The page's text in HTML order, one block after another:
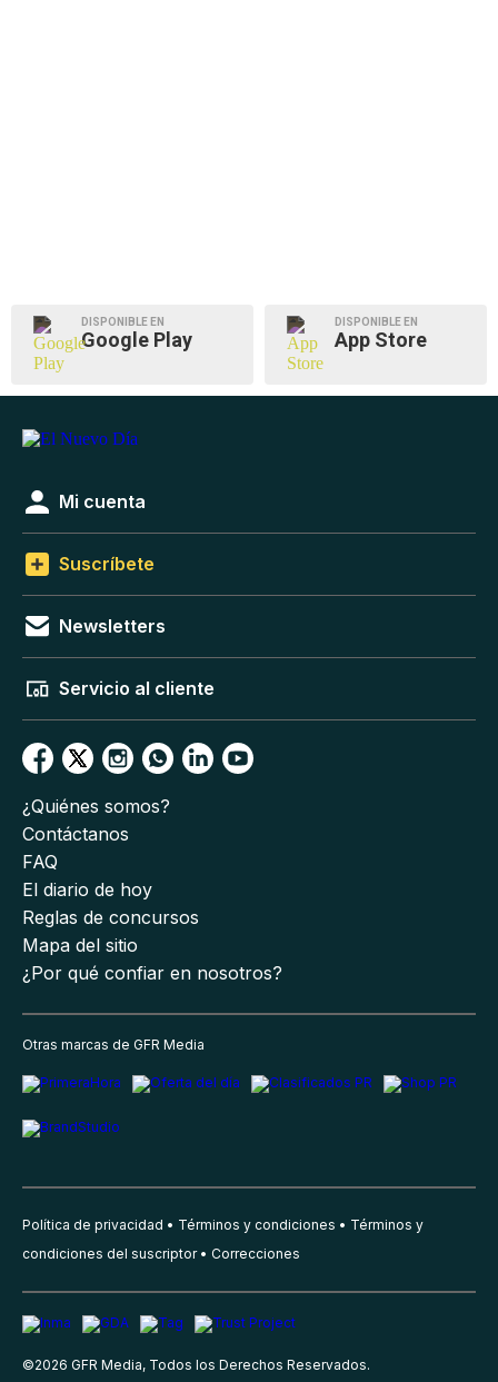
DISPONIBLE EN
Google Play
DISPONIBLE EN
App Store
Mi cuenta
Suscríbete
Newsletters
Servicio al cliente
¿Quiénes somos?
Contáctanos
FAQ
El diario de hoy
Reglas de concursos
Mapa del sitio
¿Por qué confiar en nosotros?
Otras marcas de GFR Media
Política de privacidad Términos y condiciones
Términos y
condiciones del suscriptor
Correcciones
©2026 GFR Media, Todos los Derechos Reservados.